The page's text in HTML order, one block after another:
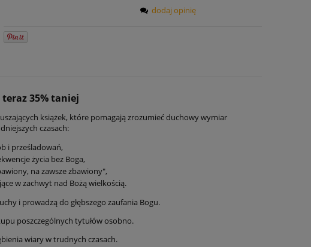
dodaj opinię
35% taniej
książek, które pomagają zrozumieć duchowy wymiar
czasach:
i prześladowań,
życia bez Boga,
na zawsze zbawiony",
w zachwyt nad Bożą wielkością.
i prowadzą do głębszego zaufania Bogu.
poszczególnych tytułów osobno.
wiary w trudnych czasach.